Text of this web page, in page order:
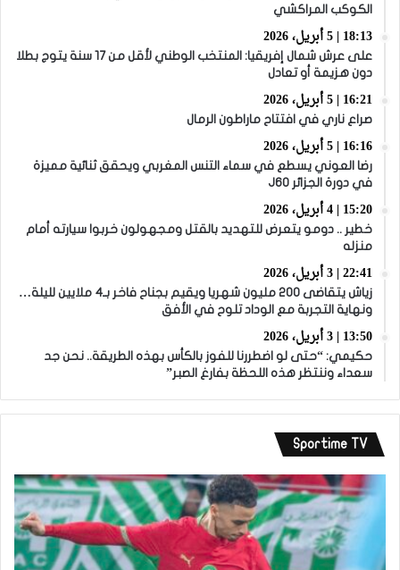
الكوكب المراكشي
18:13 | 5 أبريل، 2026
على عرش شمال إفريقيا: المنتخب الوطني لأقل من 17 سنة يتوج بطلا
دون هزيمة أو تعادل
16:21 | 5 أبريل، 2026
صراع ناري في افتتاح ماراطون الرمال
16:16 | 5 أبريل، 2026
رضا العوني يسطع في سماء التنس المغربي ويحقق ثنائية مميزة
في دورة الجزائر J60
15:20 | 4 أبريل، 2026
خطير .. دومو يتعرض للتهديد بالقتل ومجهولون خربوا سيارته أمام
منزله
22:41 | 3 أبريل، 2026
زياش يتقاضى 200 مليون شهريا ويقيم بجناح فاخر بـ4 ملايين لليلة…
ونهاية التجربة مع الوداد تلوح في الأفق
13:50 | 3 أبريل، 2026
حكيمي: “حتى لو اضطررنا للفوز بالكأس بهذه الطريقة.. نحن جد
سعداء وننتظر هذه اللحظة بفارغ الصبر”
Sportime TV